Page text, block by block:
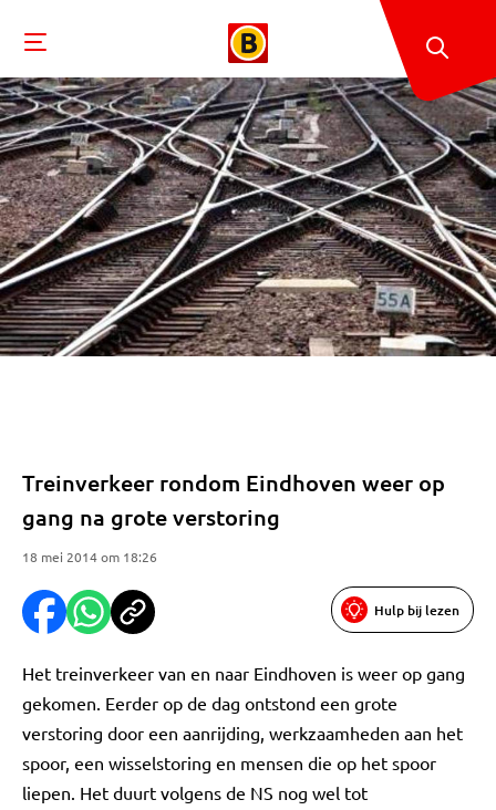
Treinverkeer rondom Eindhoven weer op
gang na grote verstoring
18 mei 2014 om 18:26
Hulp bij lezen
Het treinverkeer van en naar Eindhoven is weer op gang
gekomen. Eerder op de dag ontstond een grote
verstoring door een aanrijding, werkzaamheden aan het
spoor, een wisselstoring en mensen die op het spoor
liepen. Het duurt volgens de NS nog wel tot